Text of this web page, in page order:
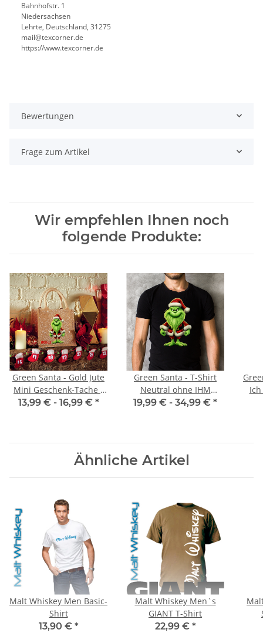
Bahnhofstr. 1
Niedersachsen
Lehrte, Deutschland, 31275
mail@texcorner.de
https://www.texcorner.de
Bewertungen
Frage zum Artikel
Wir empfehlen Ihnen noch
folgende Produkte:
Green Santa - Gold Jute
Mini Geschenk-Tache -
mit Namen - Jute Tasche
13,99 € - 16,99 € *
Green Santa - T-Shirt
Neutral ohne IHM
Spruch
19,99 € - 34,99 € *
Ähnliche Artikel
Malt Whiskey Men Basic-
Shirt
13,90 € *
Malt Whiskey Men`s
GIANT T-Shirt
22,99 € *